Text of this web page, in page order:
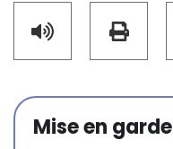
Mise en garde